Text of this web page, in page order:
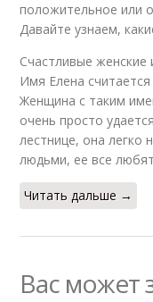
положительное или
Давайте узнаем,
Счастливые женские
Имя Елена
Женщина с таким
очень просто
лестнице, она
людьми, ее все
Читать дальше →
Вас может